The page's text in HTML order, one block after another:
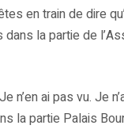
en train de dire
la partie de
Je n’en ai pas vu. Je
la partie Palais